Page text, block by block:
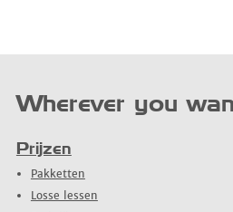
Wherever you
Prijzen
Pakketten
Losse lessen